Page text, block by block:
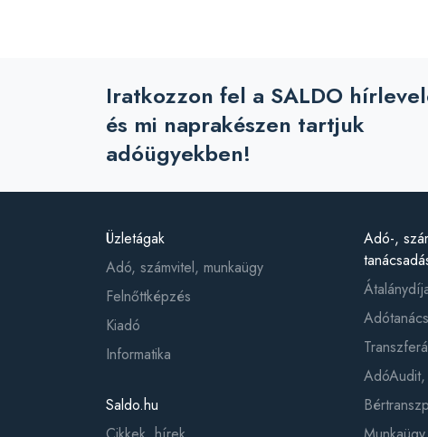
Iratkozzon fel a SALDO
és mi naprakészen tartjuk
adóügyekben!
Üzletágak
Adó, számvitel, munkaügy
Felnőttképzés
Kiadó
Informatika
Saldo.hu
Adó-,